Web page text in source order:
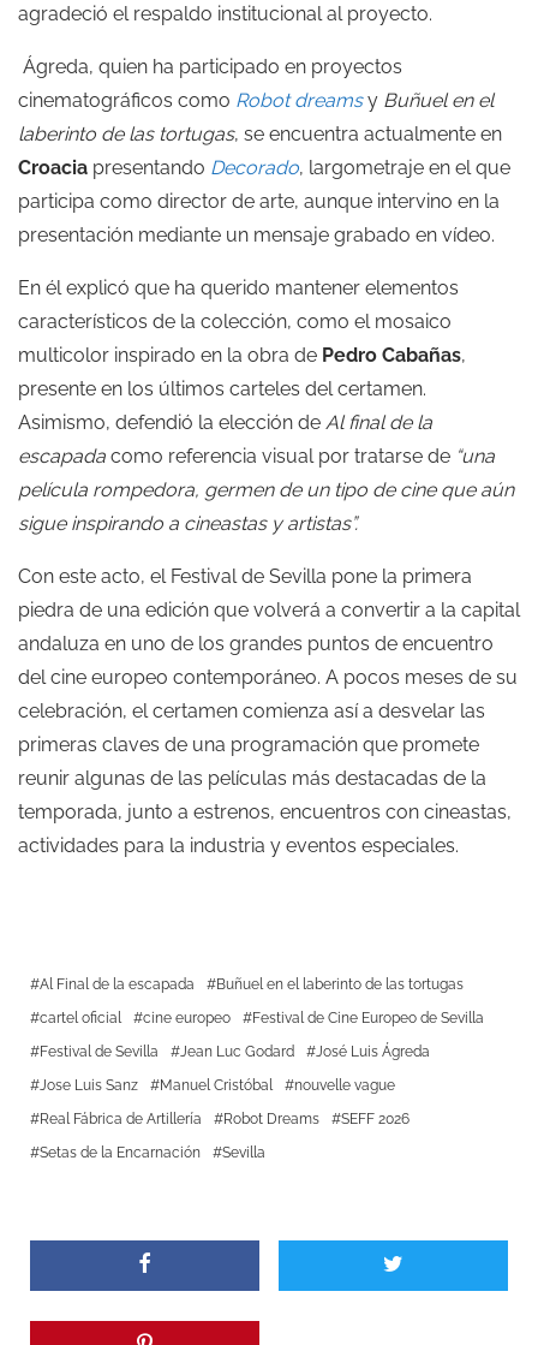
agradeció el respaldo institucional al proyecto.
Ágreda, quien ha participado en proyectos
cinematográficos como Robot dreamsy Buñuel en el
laberinto de las tortugas, se encuentra actualmente en
Croacia presentando Decorado, largometraje en el que
participa como director de arte, aunque intervino en la
presentación mediante un mensaje grabado en vídeo.
En él explicó que ha querido mantener elementos
característicos de la colección, como el mosaico
multicolor inspirado en la obra de Pedro Cabañas,
presente en los últimos carteles del certamen.
Asimismo, defendió la elección de Al final de la
escapada como referencia visual por tratarse de “una
película rompedora, germen de un tipo de cine que aún
sigue inspirando a cineastas y artistas”.
Con este acto, el Festival de Sevilla pone la primera
piedra de una edición que volverá a convertir a la capital
andaluza en uno de los grandes puntos de encuentro
del cine europeo contemporáneo. A pocos meses de su
celebración, el certamen comienza así a desvelar las
primeras claves de una programación que promete
reunir algunas de las películas más destacadas de la
temporada, junto a estrenos, encuentros con cineastas,
actividades para la industria y eventos especiales.
Al Final de la escapada
Buñuel en el laberinto de las tortugas
cartel oficial
cine europeo
Festival de Cine Europeo de Sevilla
Festival de Sevilla
Jean Luc Godard
José Luis Ágreda
Jose Luis Sanz
Manuel Cristóbal
nouvelle vague
Real Fábrica de Artillería
Robot Dreams
SEFF 2026
Setas de la Encarnación
Sevilla